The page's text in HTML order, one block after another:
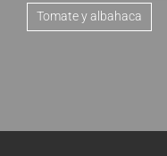
Tomate y albahaca